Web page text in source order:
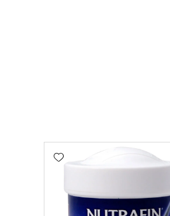
Add wishlist